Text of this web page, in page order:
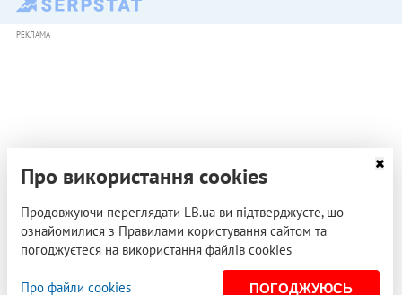
РЕКЛАМА
Про використання cookies
Продовжуючи переглядати LB.ua ви підтверджуєте, що
ознайомилися з Правилами користування сайтом та
погоджуєтеся на використання файлів cookies
Про файли cookies ПОГОДЖУЮСЬ